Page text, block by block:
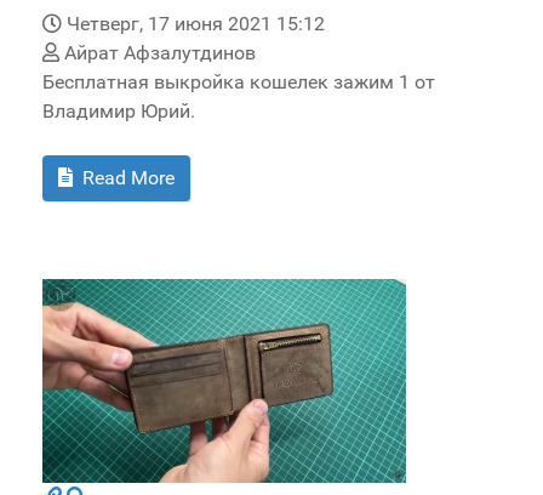
Четверг, 17 июня 2021 15:12
Айрат Афзалутдинов
Бесплатная выкройка кошелек зажим 1 от
Владимир Юрий.
Read More